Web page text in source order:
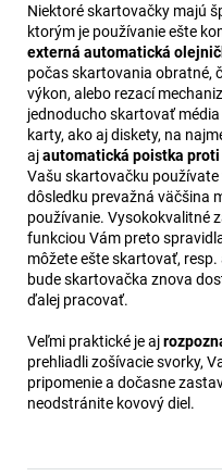
Niektoré skartovačky majú
ktorým je používanie ešte
externá automatická
počas skartovania obratné,
výkon, alebo rezací
jednoducho skartovať
karty, ako aj diskety, na
ajautomatická poistka
Vašu skartovačku
dôsledku prevažná väčšina
používanie. Vysokokvalitné
funkciou Vám preto
môžete ešte skartovať,
bude skartovačka znova
ďalej pracovať.
Veľmi praktické je aj
prehliadli zošívacie svorky,
pripomenie a dočasne
neodstránite kovový diel.